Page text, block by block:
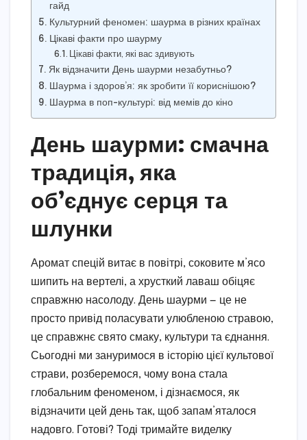
гайд
Культурний феномен: шаурма в різних країнах
Цікаві факти про шаурму
Цікаві факти, які вас здивують
Як відзначити День шаурми незабутньо?
Шаурма і здоров’я: як зробити її кориснішою?
Шаурма в поп-культурі: від мемів до кіно
День шаурми: смачна
традиція, яка
об’єднує серця та
шлунки
Аромат спецій витає в повітрі, соковите м’ясо
шипить на вертелі, а хрусткий лаваш обіцяє
справжню насолоду. День шаурми — це не
просто привід поласувати улюбленою стравою,
це справжнє свято смаку, культури та єднання.
Сьогодні ми зануримося в історію цієї культової
страви, розберемося, чому вона стала
глобальним феноменом, і дізнаємося, як
відзначити цей день так, щоб запам’яталося
надовго. Готові? Тоді тримайте виделку